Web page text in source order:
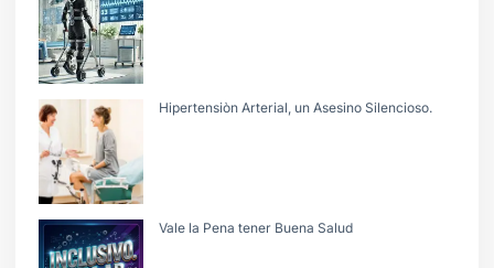
Hipertensiòn Arterial, un Asesino Silencioso.
Vale la Pena tener Buena Salud